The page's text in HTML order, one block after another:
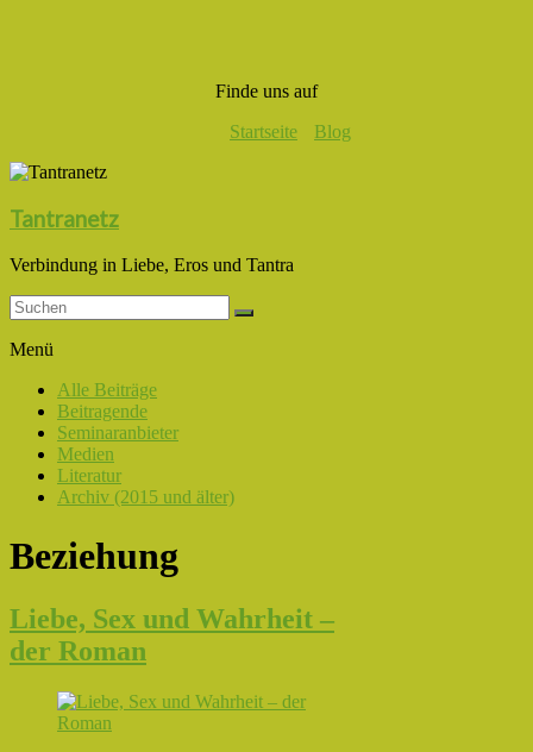
Finde uns auf
Startseite
Blog
Tantranetz
Verbindung in Liebe, Eros und Tantra
Menü
Alle Beiträge
Beitragende
Seminaranbieter
Medien
Literatur
Archiv (2015 und älter)
Beziehung
Liebe, Sex und Wahrheit –
der Roman